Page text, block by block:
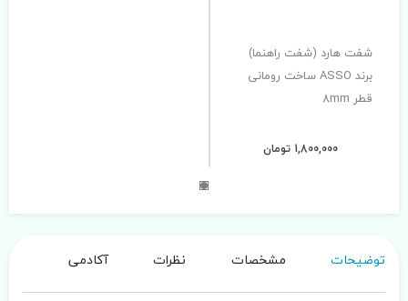
شفت هارد (شفت راهنما)
برند ASSO ساخت رومانی
قطر 8mm
1,800,000 تومان
توضیحات مشخصات نظرات آکادمی